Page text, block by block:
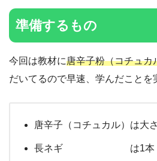
準備するもの
今回は教材に唐辛子粉（コチュカ
だいてるので早速、学んだことを
唐辛子（コチュカル）は大
長ネギ は1本